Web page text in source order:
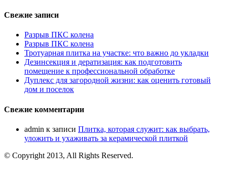
Свежие записи
Разрыв ПКС колена
Разрыв ПКС колена
Тротуарная плитка на участке: что важно до укладки
Дезинсекция и дератизация: как подготовить
помещение к профессиональной обработке
Дуплекс для загородной жизни: как оценить готовый
дом и поселок
Свежие комментарии
admin к записи Плитка, которая служит: как выбрать,
уложить и ухаживать за керамической плиткой
© Copyright 2013, All Rights Reserved.